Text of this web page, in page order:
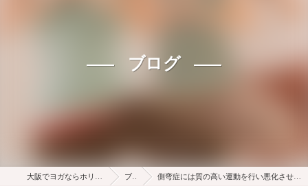
ブログ
ブログ 側弯症には質の高い運動を行い悪化させない様にしましょう大阪ヨガピラティス